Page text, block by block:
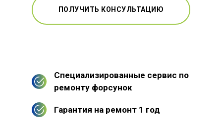
ПОЛУЧИТЬ КОНСУЛЬТАЦИЮ
Специализированные сервис по
ремонту форсунок
Гарантия на ремонт 1 год